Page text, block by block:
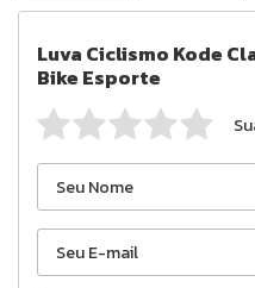
Luva Ciclismo Kode
Bike Esporte